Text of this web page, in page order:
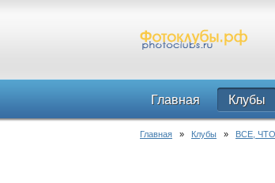
Главная Клубы
Главная » Клубы » ВСЕ,